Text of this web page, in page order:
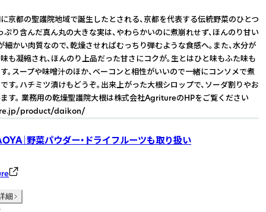
京都の聖護院地域で誕生したとされる、京都を代表する伝統野菜のひとつ
ぷり含んだ真ん丸の大きな実は、やわらかいのに煮崩れせず、ほんのり甘い
細かい肉質なので、乾燥させればむっちり弾むような食感へ。また、水分が
も凝縮され、ほんのり上品だった甘さにコクが。生とはひと味もふた味も
。スープや味噌汁のほか、ベーコンと相性がいいので一緒にコンソメで煮
す。ハチミツ漬けもどうぞ。出来上がった大根シロップで、ソーダ割りやお
す。 業務用の乾燥聖護院大根は株式会社AgritureのHPをご覧ください
product/daikon/
｜野菜パウダー・ドライフルーツも取り扱い
細